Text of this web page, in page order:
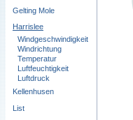
Gelting Mole
Harrislee
Windgeschwindigkeit
Windrichtung
Temperatur
Luftfeuchtigkeit
Luftdruck
Kellenhusen
List